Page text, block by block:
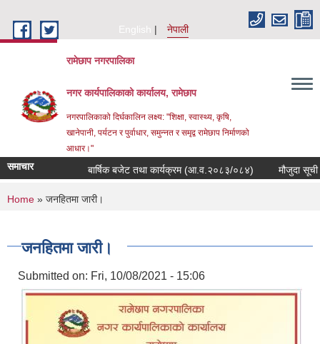
English
नेपाली
रामेछाप नगरपालिका
नगर कार्यपालिकाको कार्यालय, रामेछाप
नगरपालिकाको दिर्घकालिन लक्ष्य: "शिक्षा, स्वास्थ्य, कृषि,
खानेपानी, पर्यटन र पुर्वाधार, समुन्नत र समृद्व रामेछाप निर्माणको
आधार।"
समाचार बार्षिक बजेट तथा कार्यक्रम (आ.व.२०८३/०८४) मौजुदा सूची दर्ता
You are here
Home » जनहितमा जारी।
जनहितमा जारी।
Submitted on: Fri, 10/08/2021 - 15:06